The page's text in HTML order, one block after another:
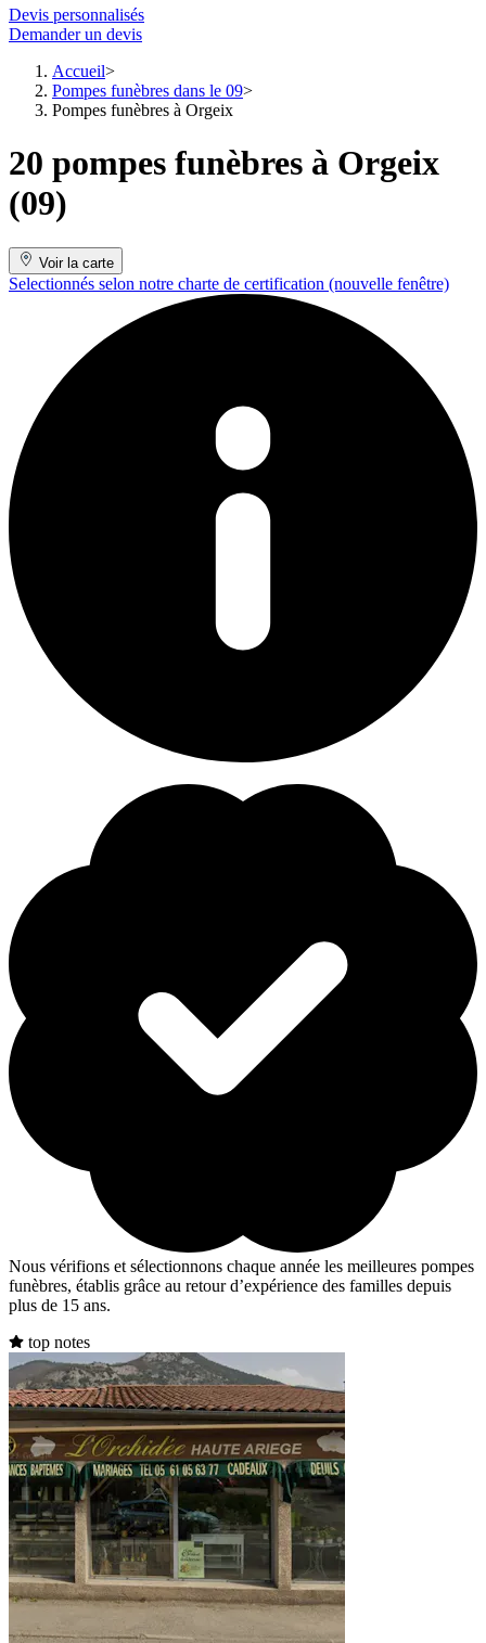
Devis personnalisés
Demander un devis
Accueil
Pompes funèbres dans le 09
Pompes funèbres à Orgeix
20 pompes funèbres à Orgeix
(09)
Voir la carte
Selectionnés selon notre charte de certification (nouvelle fenêtre)
Nous vérifions et sélectionnons chaque année les meilleures pompes
funèbres, établis grâce au retour d’expérience des familles depuis
plus de 15 ans.
top notes